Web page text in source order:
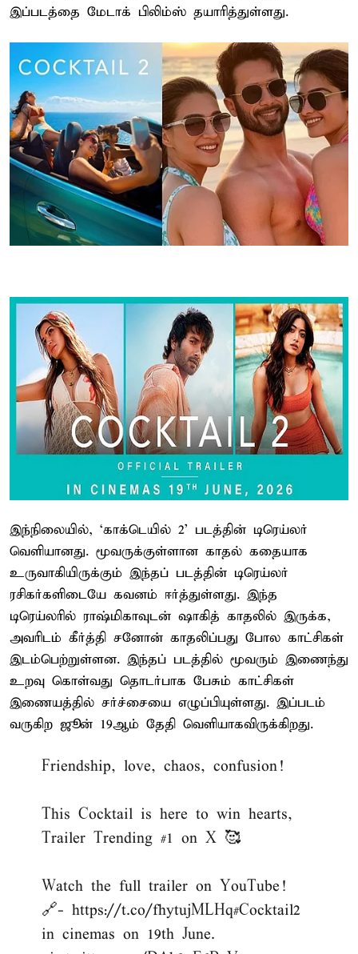
இப்படத்தை மேடாக் பிலிம்ஸ் தயாரித்துள்ளது.
இந்நிலையில், ‘காக்டெயில் 2’ படத்தின் டிரெய்லர்
வெளியானது. மூவருக்குள்ளான காதல் கதையாக
உருவாகியிருக்கும் இந்தப் படத்தின் டிரெய்லர்
ரசிகர்களிடையே கவனம் ஈர்த்துள்ளது. இந்த
டிரெய்லரில் ராஷ்மிகாவுடன் ஷாகித் காதலில் இருக்க,
அவரிடம் கீர்த்தி சனோன் காதலிப்பது போல காட்சிகள்
இடம்பெற்றுள்ளன. இந்தப் படத்தில் மூவரும் இணைந்து
உறவு கொள்வது தொடர்பாக பேசும் காட்சிகள்
இணையத்தில் சர்ச்சையை எழுப்பியுள்ளது. இப்படம்
வருகிற ஜூன் 19ஆம் தேதி வெளியாகவிருக்கிறது.
Friendship, love, chaos, confusion!
This Cocktail is here to win hearts,
Trailer Trending #1 on X 🥰
Watch the full trailer on YouTube!
🔗- https://t.co/fhytujMLHq#Cocktail2
in cinemas on 19th June.